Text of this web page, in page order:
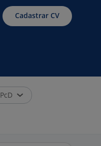
Cadastrar CV
PcD